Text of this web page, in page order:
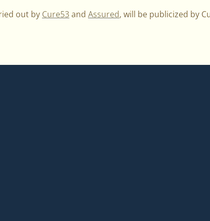
out by Cure53and Assured, will be publicized by